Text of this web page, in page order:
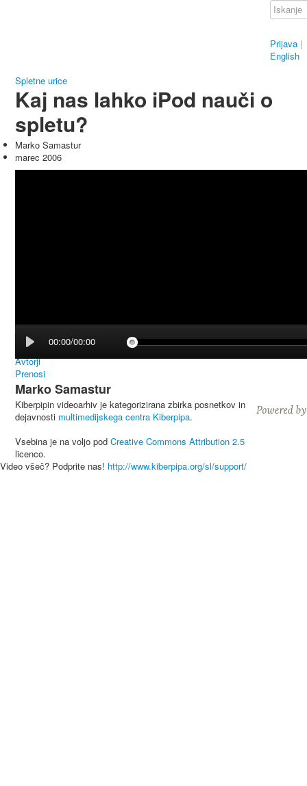
Prijava |
English
Spletne urice
Kaj nas lahko iPod nauči o
spletu?
Marko Samastur
marec 2006
00:00/00:00
Avtorji
Prenosi
Marko Samastur
Kiberpipin videoarhiv je kategorizirana zbirka posnetkov in
dejavnosti multimedijskega centra Kiberpipa.
Vsebina je na voljo pod Creative Commons Attribution 2.5
licenco.
Video všeč? Podprite nas! http://www.kiberpipa.org/sl/support/